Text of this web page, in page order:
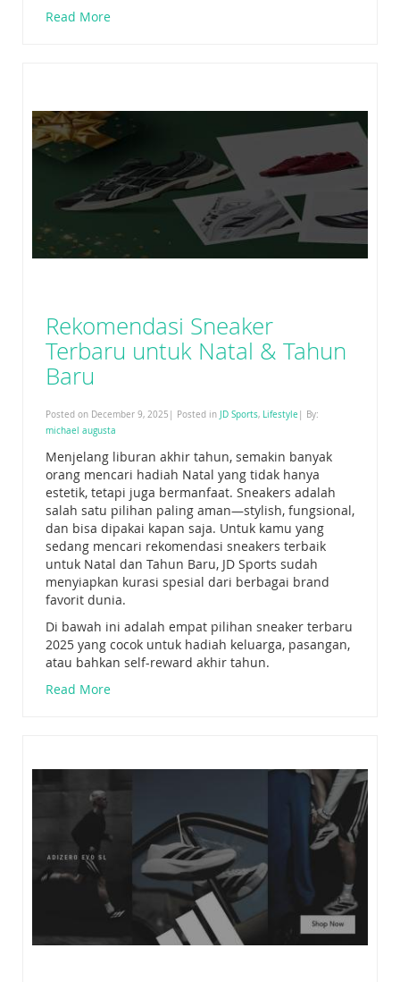
Read More
Rekomendasi Sneaker
Terbaru untuk Natal & Tahun
Baru
Posted on December 9, 2025| Posted in JD Sports, Lifestyle | By:
michael augusta
Menjelang liburan akhir tahun, semakin banyak
orang mencari hadiah Natal yang tidak hanya
estetik, tetapi juga bermanfaat. Sneakers adalah
salah satu pilihan paling aman—stylish, fungsional,
dan bisa dipakai kapan saja. Untuk kamu yang
sedang mencari rekomendasi sneakers terbaik
untuk Natal dan Tahun Baru, JD Sports sudah
menyiapkan kurasi spesial dari berbagai brand
favorit dunia.
Di bawah ini adalah empat pilihan sneaker terbaru
2025 yang cocok untuk hadiah keluarga, pasangan,
atau bahkan self-reward akhir tahun.
Read More